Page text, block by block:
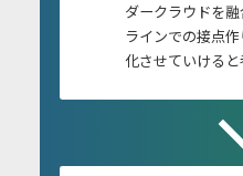
ダークラウドを
ラインでの接点
化させていけると